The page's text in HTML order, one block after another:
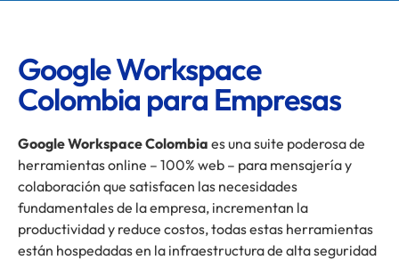
Google Workspace
Colombia para Empresas
Google Workspace Colombia es una suite poderosa de
herramientas online – 100% web – para mensajería y
colaboración que satisfacen las necesidades
fundamentales de la empresa, incrementan la
productividad y reduce costos, todas estas herramientas
están hospedadas en la infraestructura de alta seguridad